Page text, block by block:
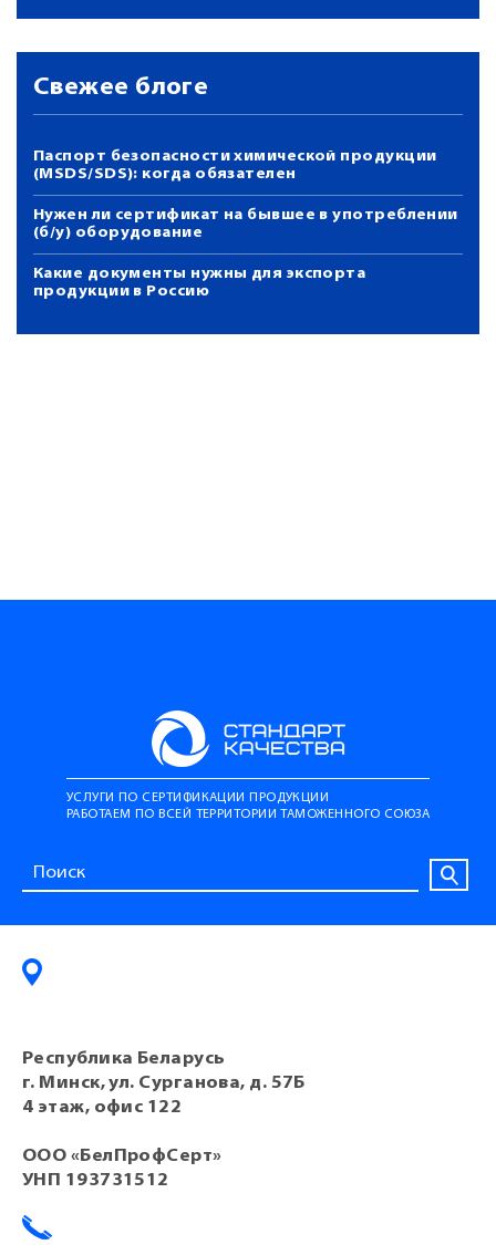
Свежее блоге
Паспорт безопасности химической продукции
(MSDS/SDS): когда обязателен
Нужен ли сертификат на бывшее в употреблении
(б/у) оборудование
Какие документы нужны для экспорта
продукции в Россию
УСЛУГИ ПО СЕРТИФИКАЦИИ ПРОДУКЦИИ
РАБОТАЕМ ПО ВСЕЙ ТЕРРИТОРИИ ТАМОЖЕННОГО СОЮЗА
Республика Беларусь
г. Минск, ул. Сурганова, д. 57Б
4 этаж, офис 122
ООО «БелПрофСерт»
УНП 193731512